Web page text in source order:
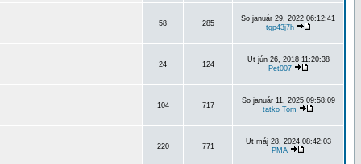
58 285
So január 29, 2022 06:12:41
tgp43j7h
24 124
Ut jún 26, 2018 11:20:38
Pet007
104 717
So január 11, 2025 09:58:09
tatko Tom
220 771
Ut máj 28, 2024 08:42:03
PMA